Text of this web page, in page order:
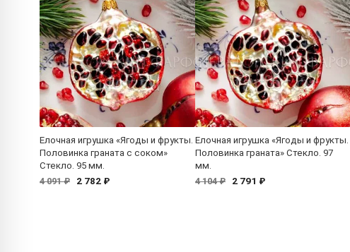
Елочная игрушка «Ягоды и фрукты.
Половинка граната с соком»
Стекло. 95 мм.
4 091 ₽
2 782 ₽
Елочная игрушка «Ягоды и фрукты.
Половинка граната» Стекло. 97
мм.
4 104 ₽
2 791 ₽